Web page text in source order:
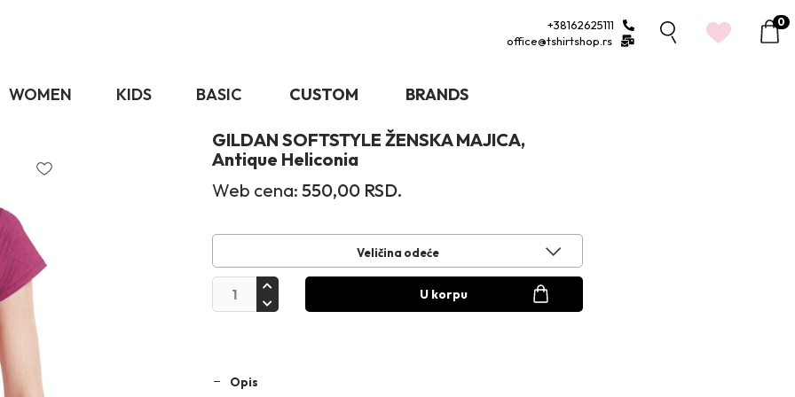
WOMEN KIDS BASIC CUSTOM BRANDS
+38162625111
office@tshirtshop.rs
0
GILDAN SOFTSTYLE ŽENSKA MAJICA,
Antique Heliconia
Web cena: 550,00 RSD.
Veličina odeće
U korpu
Opis